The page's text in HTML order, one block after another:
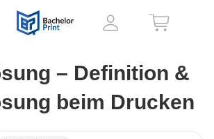
– Definition &
beim Drucken